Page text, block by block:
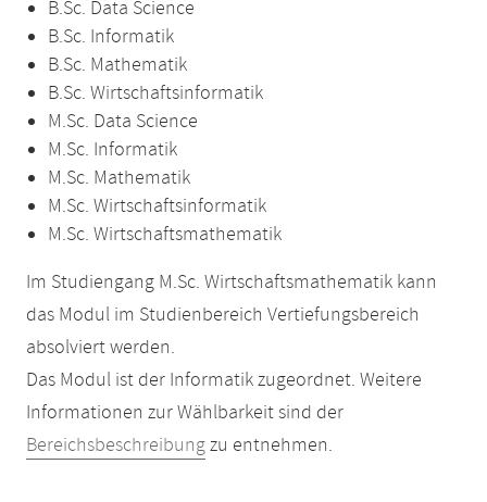
B.Sc. Data Science
B.Sc. Informatik
B.Sc. Mathematik
B.Sc. Wirtschaftsinformatik
M.Sc. Data Science
M.Sc. Informatik
M.Sc. Mathematik
M.Sc. Wirtschaftsinformatik
M.Sc. Wirtschaftsmathematik
Im Studiengang M.Sc. Wirtschaftsmathematik kann
das Modul im Studienbereich Vertiefungsbereich
absolviert werden.
Das Modul ist der Informatik zugeordnet. Weitere
Informationen zur Wählbarkeit sind der
Bereichsbeschreibungzu entnehmen.